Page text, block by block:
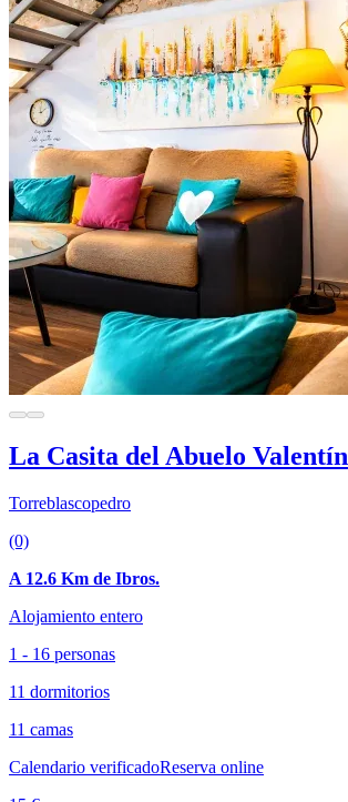
La Casita del Abuelo Valentín
Torreblascopedro
(0)
A 12.6 Km de Ibros.
Alojamiento entero
1 - 16 personas
11 dormitorios
11 camas
Calendario verificadoReserva online